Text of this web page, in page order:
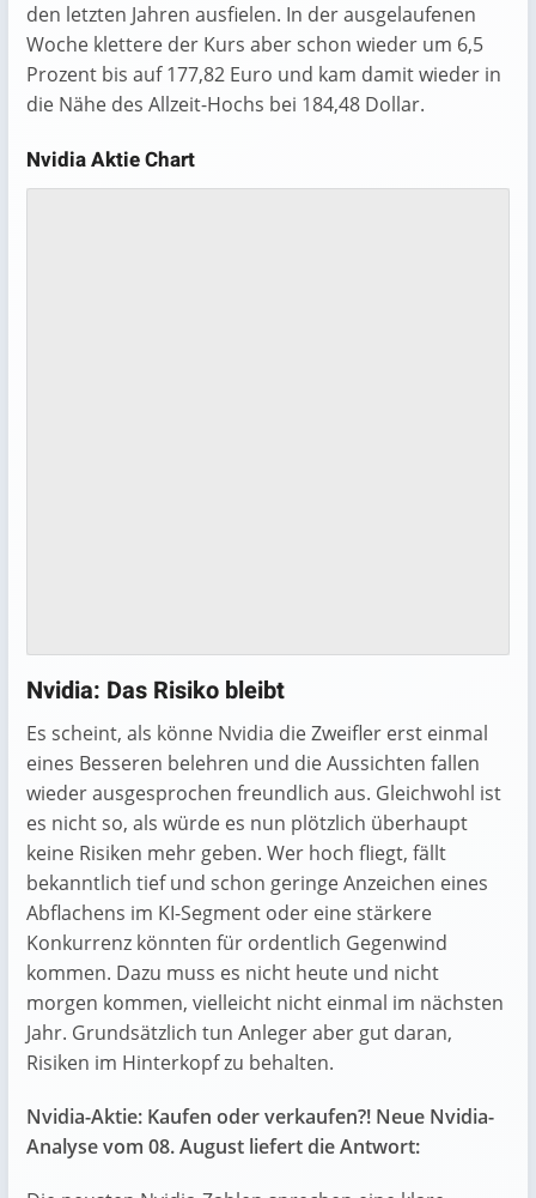
den letzten Jahren ausfielen. In der ausgelaufenen
Woche klettere der Kurs aber schon wieder um 6,5
Prozent bis auf 177,82 Euro und kam damit wieder in
die Nähe des Allzeit-Hochs bei 184,48 Dollar.
Nvidia Aktie Chart
Nvidia: Das Risiko bleibt
Es scheint, als könne Nvidia die Zweifler erst einmal
eines Besseren belehren und die Aussichten fallen
wieder ausgesprochen freundlich aus. Gleichwohl ist
es nicht so, als würde es nun plötzlich überhaupt
keine Risiken mehr geben. Wer hoch fliegt, fällt
bekanntlich tief und schon geringe Anzeichen eines
Abflachens im KI-Segment oder eine stärkere
Konkurrenz könnten für ordentlich Gegenwind
kommen. Dazu muss es nicht heute und nicht
morgen kommen, vielleicht nicht einmal im nächsten
Jahr. Grundsätzlich tun Anleger aber gut daran,
Risiken im Hinterkopf zu behalten.
Nvidia-Aktie: Kaufen oder verkaufen?! Neue Nvidia-
Analyse vom 08. August liefert die Antwort: